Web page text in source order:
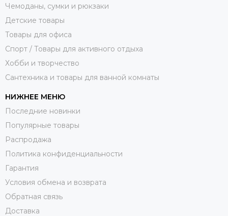
Чемоданы, сумки и рюкзаки
Детские товары
Товары для офиса
Спорт / Товары для активного отдыха
Хобби и творчество
Сантехника и товары для ванной комнаты
НИЖНЕЕ МЕНЮ
Последние новинки
Популярные товары
Распродажа
Политика конфиденциальности
Гарантия
Условия обмена и возврата
Обратная связь
Доставка